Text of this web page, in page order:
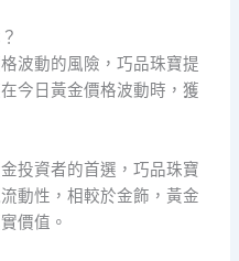
波動的風險，巧品珠寶提
今日黃金價格波動時，獲
投資者的首選，巧品珠寶
動性，相較於金飾，黃金
價值。